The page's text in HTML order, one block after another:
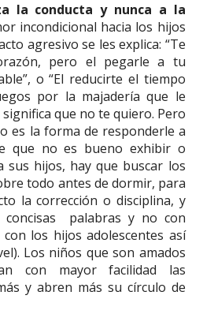
la conducta y nunca a la
incondicional hacia los hijos
agresivo se les explica: “Te
pero el pegarle a tu
o “El reducirte el tiempo
por la majadería que le
que no te quiero. Pero
es la forma de responderle a
que no es bueno exhibir o
sus hijos, hay que buscar los
todo antes de dormir, para
la corrección o disciplina, y
concisas palabras y no con
los hijos adolescentes así
Los niños que son amados
con mayor facilidad las
y abren más su círculo de